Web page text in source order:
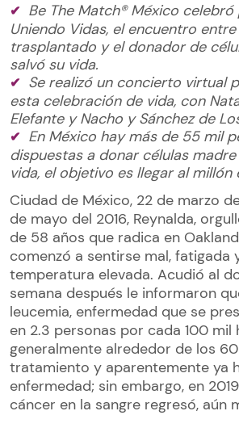
Be The Match® México
Uniendo Vidas, el encuentro
trasplantado y el donador de
salvó su vida.
Se realizó un concierto virtual
esta celebración de vida, con
Elefante y Nacho y Sánchez de
En México hay más de 55 mil
dispuestas a donar células
vida, el objetivo es llegar al millón
Ciudad de México, 22 de marzo
de mayo del 2016, Reynalda,
de 58 años que radica en
comenzó a sentirse mal, fatigada
temperatura elevada. Acudió al
semana después le informaron
leucemia, enfermedad que se
en 2.3 personas por cada 100 mil
generalmente alrededor de los
tratamiento y aparentemente ya
enfermedad; sin embargo, en
cáncer en la sangre regresó, aún